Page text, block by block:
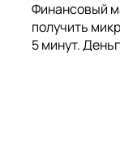
Финансовый
получить
5 минут.